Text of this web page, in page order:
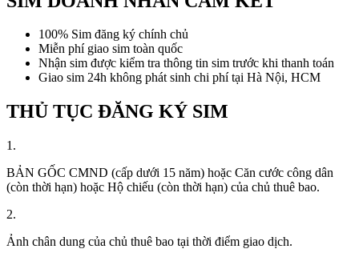
100% Sim đăng ký chính chủ
Miễn phí giao sim toàn quốc
Nhận sim được kiểm tra thông tin sim trước khi thanh toán
Giao sim 24h không phát sinh chi phí tại Hà Nội, HCM
THỦ TỤC ĐĂNG KÝ SIM
1.
BẢN GỐC CMND (cấp dưới 15 năm) hoặc Căn cước công dân
(còn thời hạn) hoặc Hộ chiếu (còn thời hạn) của chủ thuê bao.
2.
Ảnh chân dung của chủ thuê bao tại thời điểm giao dịch.